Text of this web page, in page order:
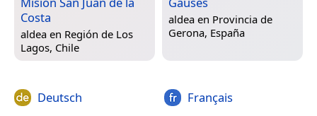
Costa
aldea en Región de Los
Lagos, Chile
aldea en Provincia de
Gerona, España
Deutsch
Français